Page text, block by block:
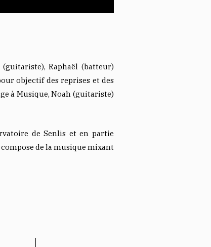
Raphaël (batteur)
objectif des reprises et des
à Musique, Noah (guitariste)
de Senlis et en partie
compose de la musique mixant